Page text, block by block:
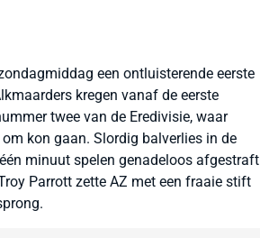
een ontluisterende eerste
kregen vanaf de eerste
twee van de Eredivisie, waar
kon gaan. Slordig balverlies in de
minuut spelen genadeloos afgestraft
Parrott zette AZ met een fraaie stift